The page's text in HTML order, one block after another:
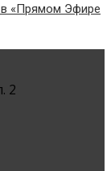
в «Прямом Эфире
2